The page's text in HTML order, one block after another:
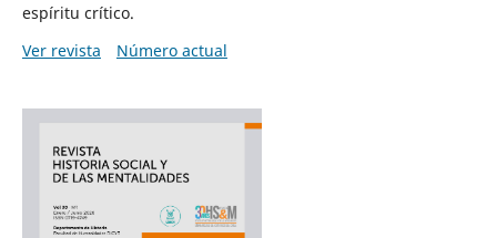
espíritu crítico.
Ver revista
Número actual